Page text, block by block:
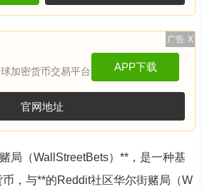
广告 X
加密货币交易平台 APP下载
官网地址
局（WallStreetBets）**，是一种基
，与**的Reddit社区华尔街赌局（W